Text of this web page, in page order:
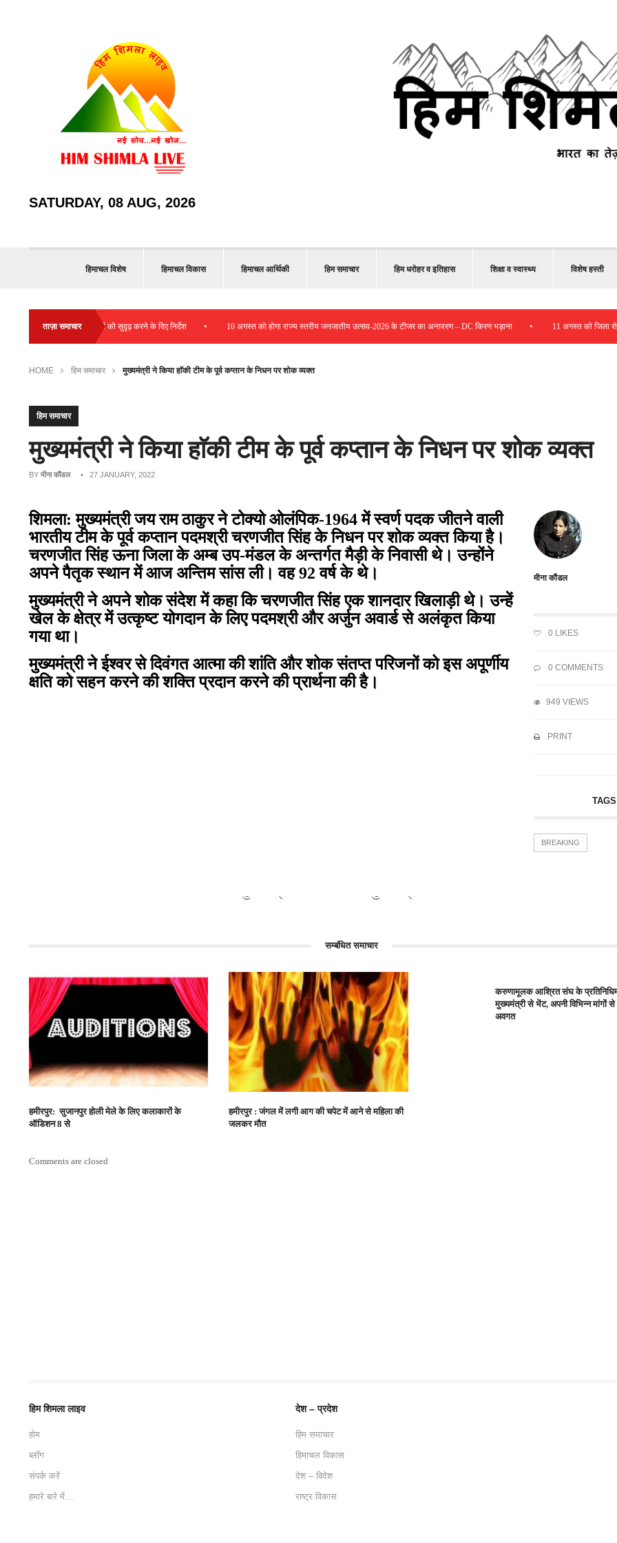
SATURDAY, 08 AUG, 2026
हिमाचल विशेष हिमाचल विकास हिमाचल आर्थिकी हिम समाचार हिम धरोहर व इतिहास शिक्षा व स्वास्थ्य विशेष हस्ती
ताज़ा समाचार
देने और डायग्नोस्टिक सेवाओं को सुदृढ़ करने के दिए निर्देश • 10 अगस्त को होगा राज्य स्तरीय जनजातीय उत्सव-2026 के टीजर का अनावरण – DC किरण भड़ाना • 11 अगस्त को जिला
HOME हिम समाचार मुख्यमंत्री ने किया हाॅकी टीम के पूर्व कप्तान के निधन पर शोक व्यक्त
हिम समाचार
मुख्यमंत्री ने किया हाॅकी टीम के पूर्व कप्तान के निधन पर शोक व्यक्त
BY मीना कौंडल • 27 JANUARY, 2022
मीना कौंडल
0 LIKES
0 COMMENTS
949 VIEWS
PRINT
TAGS
BREAKING
शिमला: मुख्यमंत्री जय राम ठाकुर ने टोक्यो ओलंपिक-1964 में स्वर्ण पदक जीतने वाली
भारतीय टीम के पूर्व कप्तान पदमश्री चरणजीत सिंह के निधन पर शोक व्यक्त किया है।
चरणजीत सिंह ऊना जिला के अम्ब उप-मंडल के अन्तर्गत मैड़ी के निवासी थे। उन्होंने
अपने पैतृक स्थान में आज अन्तिम सांस ली। वह 92 वर्ष के थे।
मुख्यमंत्री ने अपने शोक संदेश में कहा कि चरणजीत सिंह एक शानदार खिलाड़ी थे। उन्हें
खेल के क्षेत्र में उत्कृष्ट योगदान के लिए पदमश्री और अर्जुन अवार्ड से अलंकृत किया
गया था।
मुख्यमंत्री ने ईश्वर से दिवंगत आत्मा की शांति और शोक संतप्त परिजनों को इस अपूर्णीय
क्षति को सहन करने की शक्ति प्रदान करने की प्रार्थना की है।
सम्बंधित समाचार
हमीरपुर: सुजानपुर होली मेले के लिए कलाकारों के
ऑडिशन 8 से
हमीरपुर : जंगल में लगी आग की चपेट में आने से महिला की
जलकर मौत
करुणामूलक आश्रित संघ के
मुख्यमंत्री से भेंट, अपनी विभिन्न मांगों
अवगत
Comments are closed
हिम शिमला लाइव
होम
ब्लॉग
संपर्क करें
हमारे बारे में…
देश – प्रदेश
हिम समाचार
हिमाचल विकास
देश – विदेश
राष्ट्र विकास